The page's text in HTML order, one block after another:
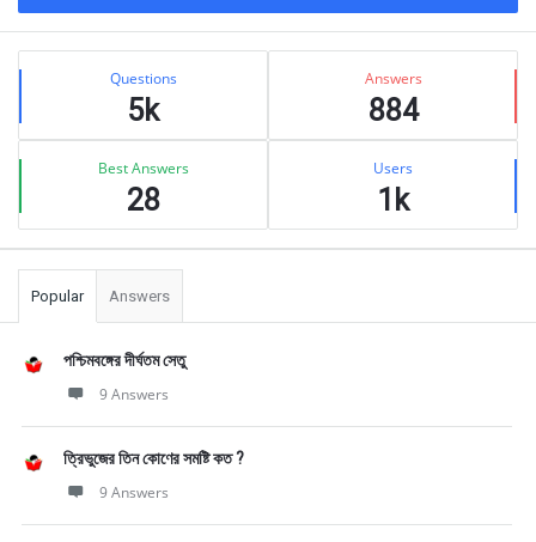
Sidebar
Stats Questions
5k
Answers
884
Best Answers
28
Users
1k
Popular Answers
পশ্চিমবঙ্গের দীর্ঘতম সেতু
9 Answers
ত্রিভুজের তিন কোণের সমষ্টি কত ?
9 Answers